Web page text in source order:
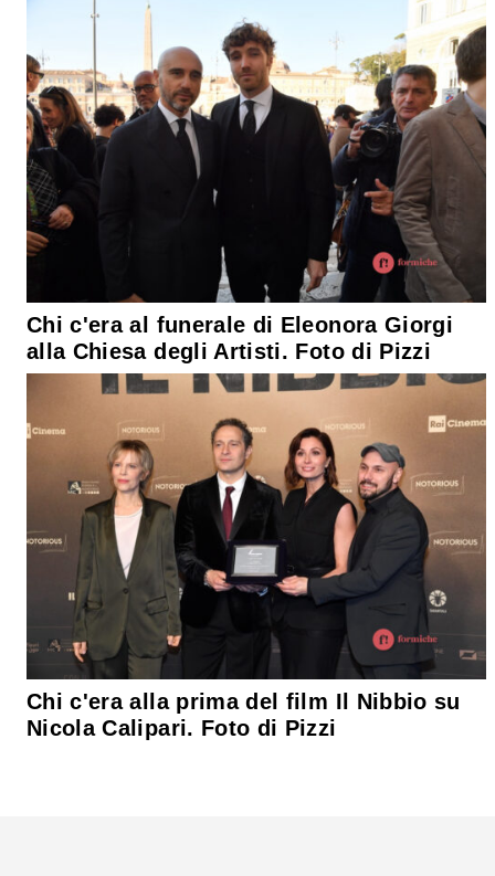
Chi c'era al funerale di Eleonora Giorgi
alla Chiesa degli Artisti. Foto di Pizzi
Chi c'era alla prima del film Il Nibbio su
Nicola Calipari. Foto di Pizzi